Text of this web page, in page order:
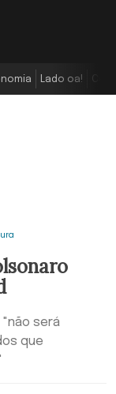
Lado oa!
será
que